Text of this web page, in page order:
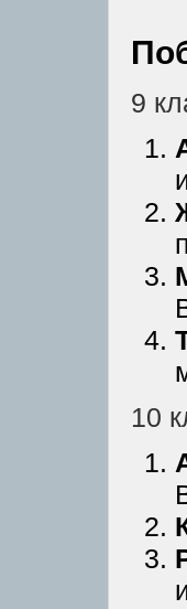
9
10